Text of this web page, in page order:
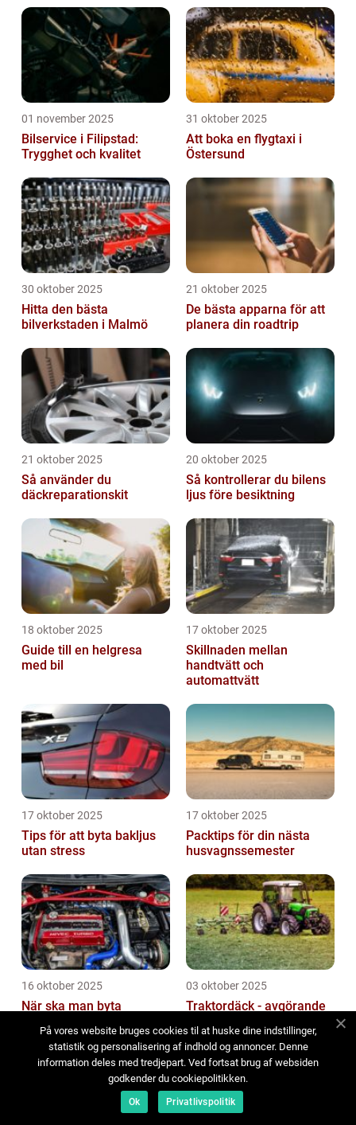
01 november 2025
Bilservice i Filipstad:
Trygghet och kvalitet
31 oktober 2025
Att boka en flygtaxi i
Östersund
30 oktober 2025
Hitta den bästa
bilverkstaden i Malmö
21 oktober 2025
De bästa apparna för att
planera din roadtrip
21 oktober 2025
Så använder du
däckreparationskit
20 oktober 2025
Så kontrollerar du bilens
ljus före besiktning
18 oktober 2025
Guide till en helgresa
med bil
17 oktober 2025
Skillnaden mellan
handtvätt och
automattvätt
17 oktober 2025
Tips för att byta bakljus
utan stress
17 oktober 2025
Packtips för din nästa
husvagnssemester
16 oktober 2025
När ska man byta
03 oktober 2025
Traktordäck - avgörande
På vores website bruges cookies til at huske dine indstillinger,
statistik og personalisering af indhold og annoncer. Denne
information deles med tredjepart. Ved fortsat brug af websiden
godkender du cookiepolitikken.
Ok Privatlivspolitik